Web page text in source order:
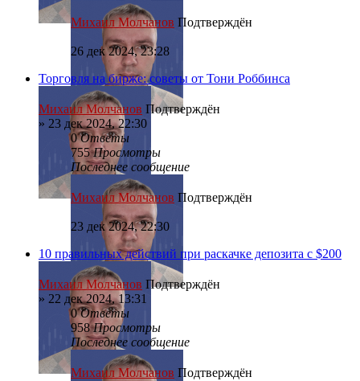
Михаил Молчанов Подтверждён
26 дек 2024, 23:28
Торговля на бирже: советы от Тони Роббинса
Михаил Молчанов Подтверждён
» 23 дек 2024, 22:30
0Ответы
755Просмотры
Последнее сообщение
Михаил Молчанов Подтверждён
23 дек 2024, 22:30
10 правильных действий при раскачке депозита с $200
Михаил Молчанов Подтверждён
» 22 дек 2024, 13:31
0Ответы
958Просмотры
Последнее сообщение
Михаил Молчанов Подтверждён